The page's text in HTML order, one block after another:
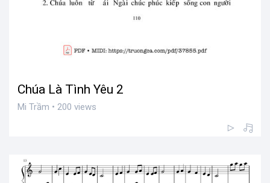
Chúa Là Tình Yêu 2
Mi Trầm • 200 views